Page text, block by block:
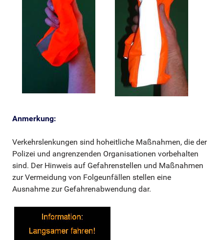
Anmerkung:
Verkehrslenkungen sind hoheitliche Maßnahmen, die der
Polizei und angrenzenden Organisationen vorbehalten
sind. Der Hinweis auf Gefahrenstellen und Maßnahmen
zur Vermeidung von Folgeunfällen stellen eine
Ausnahme zur Gefahrenabwendung dar.